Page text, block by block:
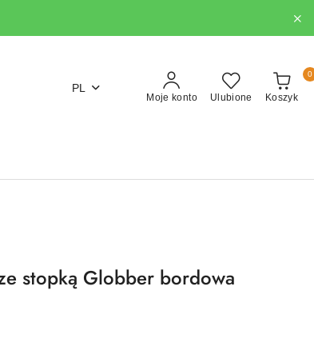
PL
Moje konto Ulubione Koszyk
0
stopką Globber bordowa